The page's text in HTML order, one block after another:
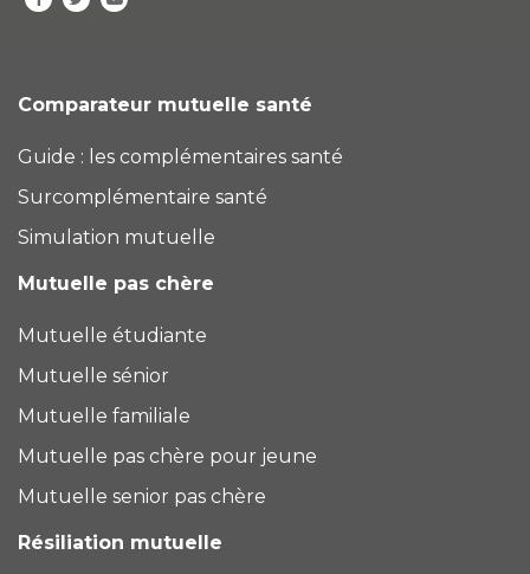
Comparateur mutuelle santé
Guide : les complémentaires santé
Surcomplémentaire santé
Simulation mutuelle
Mutuelle pas chère
Mutuelle étudiante
Mutuelle sénior
Mutuelle familiale
Mutuelle pas chère pour jeune
Mutuelle senior pas chère
Résiliation mutuelle